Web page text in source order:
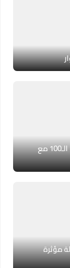
لقجع يكرم غزلان الشباك بمناسبة مباراتها الـ100 مع
مؤثرة